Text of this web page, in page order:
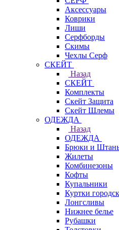
Аксессуары
Коврики
Лиши
Серфборды
Скимы
Чехлы Cерф
СКЕЙТ
Назад
СКЕЙТ
Комплекты
Скейт Защита
Скейт Шлемы
ОДЕЖДА
Назад
ОДЕЖДА
Брюки и
Жилеты
Комбинезоны
Кофты
Купальники
Куртки
Лонгсливы
Нижнее белье
Рубашки